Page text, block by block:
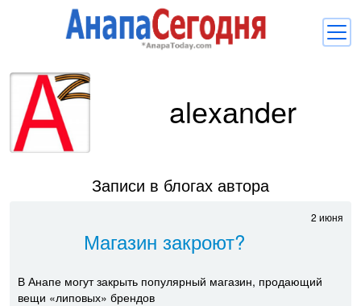
Блоги
Балачка
Библиотека
и
alеxаndеr
Записи в блогах автора
2 июня
Магазин закроют?
В Анапе могут закрыть популярный магазин, продающий
вещи «липовых» брендов